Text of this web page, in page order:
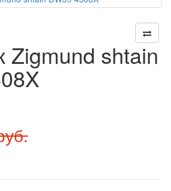
Zigmund shtain